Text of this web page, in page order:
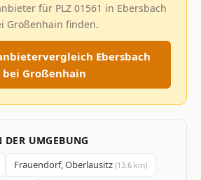
für PLZ 01561 in Ebersbach
Großenhain finden.
Ebersbach
bei Großenhain
DER UMGEBUNG
Frauendorf, Oberlausitz (13.6 km)